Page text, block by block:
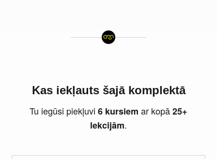
Kas iekļauts šajā komplektā
Tu iegūsi piekļuvi 6 kursiem ar kopā25+
lekcijām.